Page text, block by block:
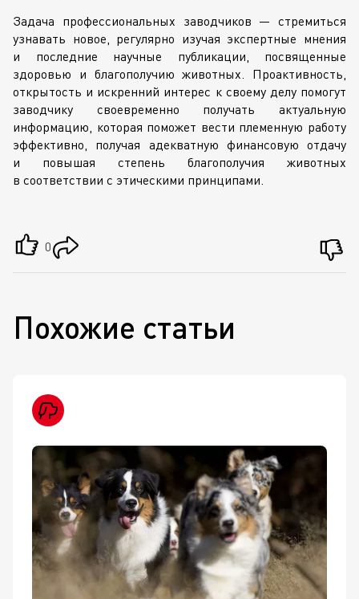
Задача профессиональных заводчиков — стремиться
узнавать новое, регулярно изучая экспертные мнения
и последние научные публикации, посвященные
здоровью и благополучию животных. Проактивность,
открытость и искренний интерес к своему делу помогут
заводчику своевременно получать актуальную
информацию, которая поможет вести племенную работу
эффективно, получая адекватную финансовую отдачу
и повышая степень благополучия животных
в соответствии с этическими принципами.
0
Похожие статьи